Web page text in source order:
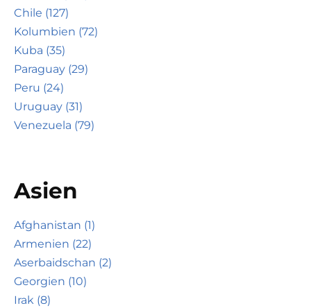
Chile (127)
Kolumbien (72)
Kuba (35)
Paraguay (29)
Peru (24)
Uruguay (31)
Venezuela (79)
Asien
Afghanistan (1)
Armenien (22)
Aserbaidschan (2)
Georgien (10)
Irak (8)